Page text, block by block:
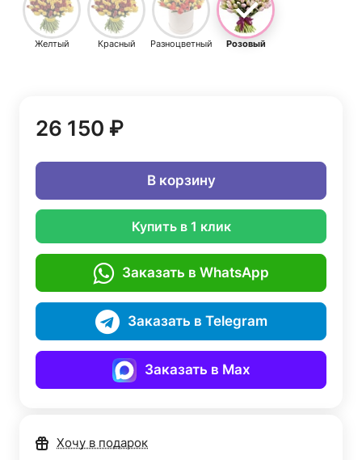
Желтый Красный Разноцветный Розовый
26 150 ₽
В корзину
Купить в 1 клик
Заказать в WhatsApp
Заказать в Telegram
Заказать в Max
Хочу в подарок